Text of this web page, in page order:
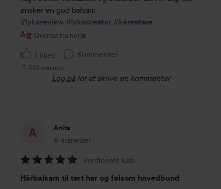
#lykoreview #lykocreator #kerestase
Oversat fra norsk
1 likes Kommenter
530 visninger
Log på for at skrive en kommentar
Anita
6 måneder
Posten blev oprettet 6 måneder
5
Verificeret køb
Hårbalsam til tørt hår og følsom hovedbund